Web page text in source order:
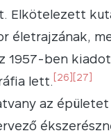
Elkötelezett
életrajzának,
1957-ben
lett. [26] [27]
az épületet